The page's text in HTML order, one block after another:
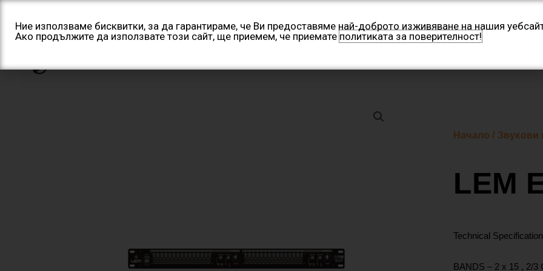
content
Начало Категории Производители Контакти
Начало / Звукови
LEM
Technical
BANDS – 2 x 15 , 2/3
Ние използваме бисквитки, за да гарантираме, че Ви предоставяме най-доброто изживяване на нашия
Ако продължите да използвате този сайт, ще приемем, че приематеполитиката за поверителност!